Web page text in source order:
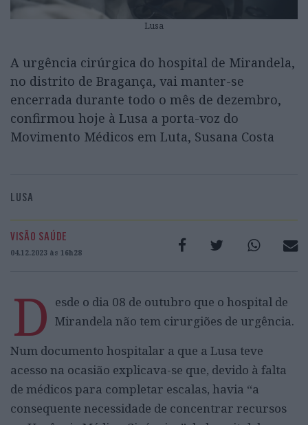
Lusa
A urgência cirúrgica do hospital de Mirandela,
no distrito de Bragança, vai manter-se
encerrada durante todo o mês de dezembro,
confirmou hoje à Lusa a porta-voz do
Movimento Médicos em Luta, Susana Costa
LUSA
VISÃO SAÚDE
04.12.2023 às 16h28
D esde o dia 08 de outubro que o hospital de
Mirandela não tem cirurgiões de urgência.
Num documento hospitalar a que a Lusa teve
acesso na ocasião explicava-se que, devido à falta
de médicos para completar escalas, havia “a
consequente necessidade de concentrar recursos